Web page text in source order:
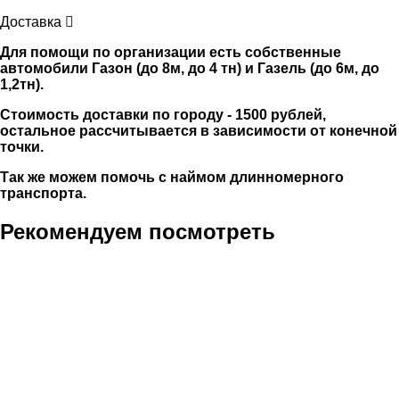
Доставка
Для помощи по организации есть собственные
автомобили Газон (до 8м, до 4 тн) и Газель (до 6м, до
1,2тн).
Стоимость доставки по городу - 1500 рублей,
остальное рассчитывается в зависимости от конечной
точки.
Так же можем помочь с наймом длинномерного
транспорта.
Рекомендуем посмотреть